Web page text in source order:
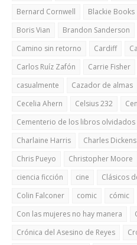
Bernard Cornwell
Blackie Books
Boris Vian
Brandon Sanderson
Camino sin retorno
Cardiff
Carlos Ruíz Zafón
Carrie Fisher
casualmente
Cazador de almas
Cecelia Ahern
Celsius 232
Cementerio de los libros olvidados
Charlaine Harris
Charles Dickens
Chris Pueyo
Christopher Moore
ciencia ficción
cine Clásicos
Colin Falconer
comic cómic
Con las mujeres no hay manera
Crónica del Asesino de Reyes